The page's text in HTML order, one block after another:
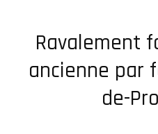
Ravalement
ancienne par
de-